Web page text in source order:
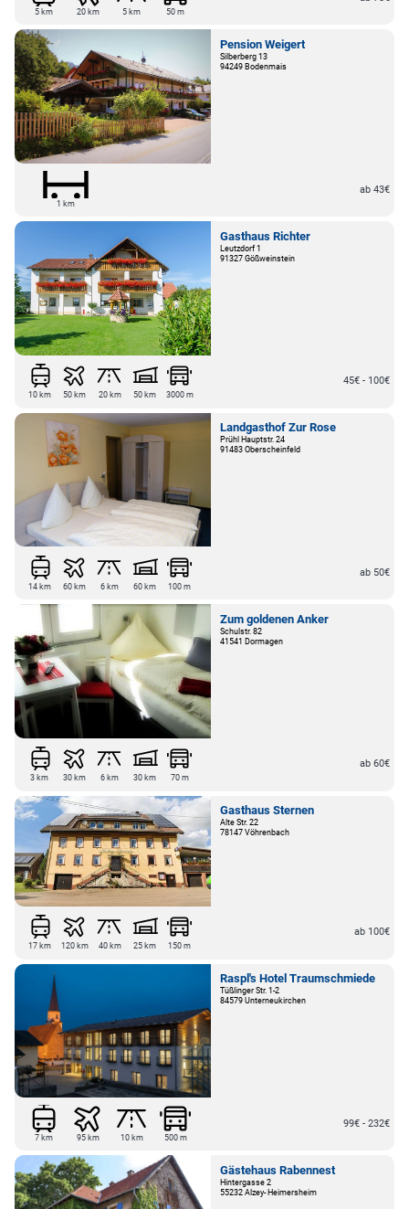
5 km 20 km 5 km 50 m
Pension Weigert
Silberberg 13
94249 Bodenmais
1 km
ab 43€
Gasthaus Richter
Leutzdorf 1
91327 Gößweinstein
10 km 50 km 20 km 50 km 3000 m
45€ - 100€
Landgasthof Zur Rose
Prühl Hauptstr. 24
91483 Oberscheinfeld
14 km 60 km 6 km 60 km 100 m
ab 50€
Zum goldenen Anker
Schulstr. 82
41541 Dormagen
3 km 30 km 6 km 30 km 70 m
ab 60€
Gasthaus Sternen
Alte Str. 22
78147 Vöhrenbach
17 km 120 km 40 km 25 km 150 m
ab 100€
Raspl's Hotel Traumschmiede
Tüßlinger Str. 1-2
84579 Unterneukirchen
7 km 95 km 10 km 500 m
99€ - 232€
Gästehaus Rabennest
Hintergasse 2
55232 Alzey- Heimersheim